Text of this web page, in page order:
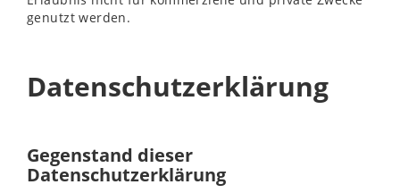
genutzt werden.
Datenschutzerklärung
Gegenstand dieser
Datenschutzerklärung